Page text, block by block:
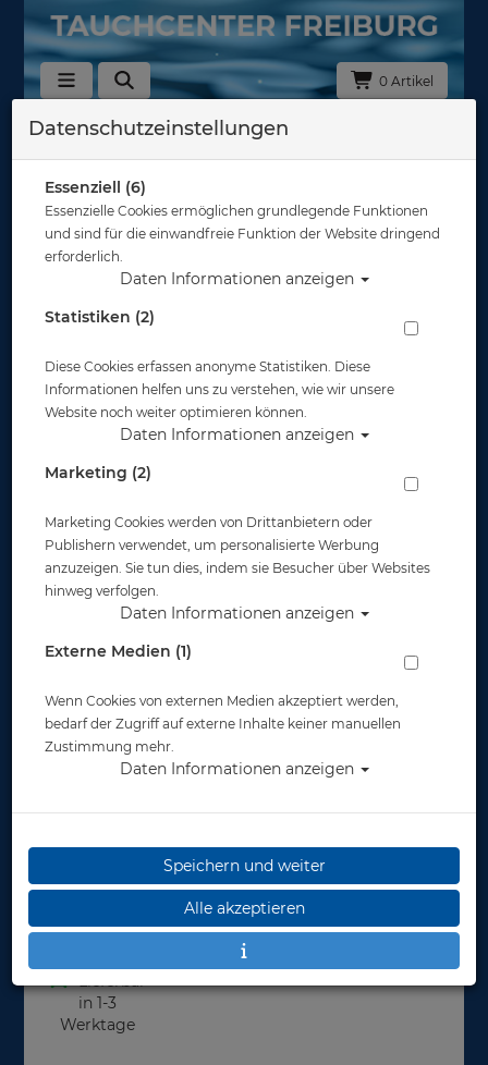
0 Artikel
Zurück
Mares Thermo Guard - Kurzarm - Herren
Artikelnr.: mar-412549master
Herstellerpreis: 129,00 €
ab 99,00 €*
Lieferbar
in 1-3
Werktage
Datenschutzeinstellungen
Essenziell (6)
Essenzielle Cookies ermöglichen grundlegende Funktionen
und sind für die einwandfreie Funktion der Website dringend
erforderlich.
Daten Informationen anzeigen
Statistiken (2)
Diese Cookies erfassen anonyme Statistiken. Diese
Informationen helfen uns zu verstehen, wie wir unsere
Website noch weiter optimieren können.
Daten Informationen anzeigen
Marketing (2)
Marketing Cookies werden von Drittanbietern oder
Publishern verwendet, um personalisierte Werbung
anzuzeigen. Sie tun dies, indem sie Besucher über Websites
hinweg verfolgen.
Daten Informationen anzeigen
Externe Medien (1)
Wenn Cookies von externen Medien akzeptiert werden,
bedarf der Zugriff auf externe Inhalte keiner manuellen
Zustimmung mehr.
Daten Informationen anzeigen
Speichern und weiter
Alle akzeptieren